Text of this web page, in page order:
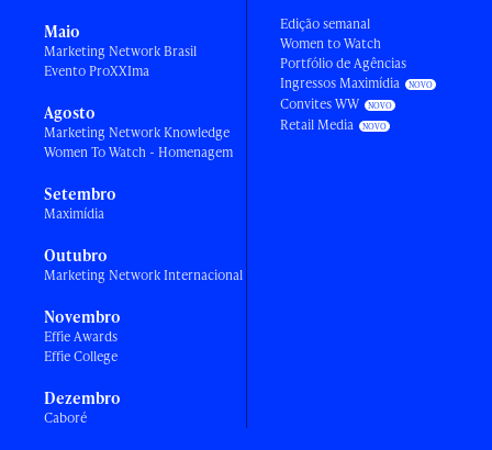
Maio
Marketing Network Brasil
Evento ProXXIma
Agosto
Marketing Network Knowledge
Women To Watch - Homenagem
Setembro
Maximídia
Outubro
Marketing Network Internacional
Novembro
Effie Awards
Effie College
Dezembro
Caboré
Edição semanal
Women to Watch
Portfólio de Agências
Ingressos Maximídia
Convites WW
Retail Media